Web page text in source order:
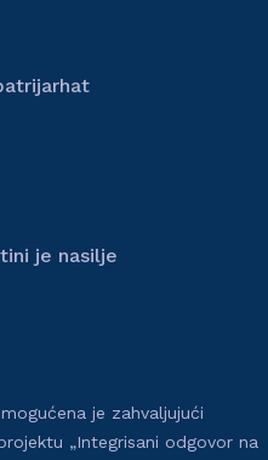
je nasilje
je zahvaljujući
„Integrisani odgovor na